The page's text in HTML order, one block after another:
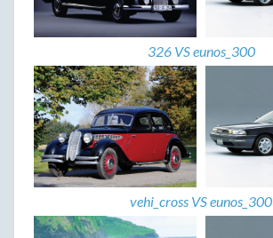
326 VS eunos_300
vehi_cross VS eunos_300